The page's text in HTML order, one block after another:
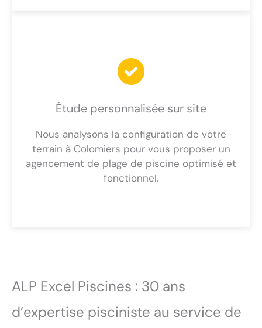
Étude personnalisée sur site
Nous analysons la configuration de votre
terrain à Colomiers pour vous proposer un
agencement de plage de piscine optimisé et
fonctionnel.
ALP Excel Piscines : 30 ans
d’expertise pisciniste au service de